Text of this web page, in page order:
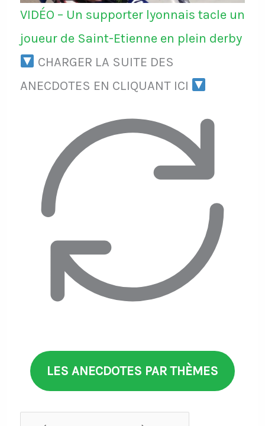
VIDÉO – Un supporter lyonnais tacle un
joueur de Saint-Etienne en plein derby
CHARGER LA SUITE DES
ANECDOTES EN CLIQUANT ICI
LES ANECDOTES PAR THÈMES